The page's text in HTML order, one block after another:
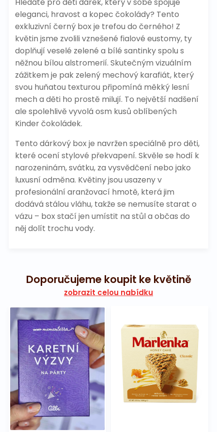
Hledáte pro děti dárek, který v sobě spojuje
eleganci, hravost a kopec čokolády? Tento
exkluzivní černý box je trefou do černého! Z
květin jsme zvolili vznešené fialové eustomy, ty
doplňují veselé zelené a bílé santinky spolu s
něžnou bílou alstromerií. Skutečným vizuálním
zážitkem je pak zelený mechový karafiát, který
svou huňatou texturou připomíná měkký lesní
mech a děti ho prostě milují. To největší nadšení
ale spolehlivě vyvolá osm kusů oblíbených
Kinder čokoládek.
Tento dárkový box je navržen speciálně pro děti,
které ocení stylové překvapení. Skvěle se hodí k
narozeninám, svátku, za vysvědčení nebo jako
luxusní odměna. Květiny jsou usazeny v
profesionální aranžovací hmotě, která jim
dodává stálou vláhu, takže se nemusíte starat o
vázu – box stačí jen umístit na stůl a občas do
něj dolít trochu vody.
Doporučujeme koupit ke květině
zobrazit celou nabídku